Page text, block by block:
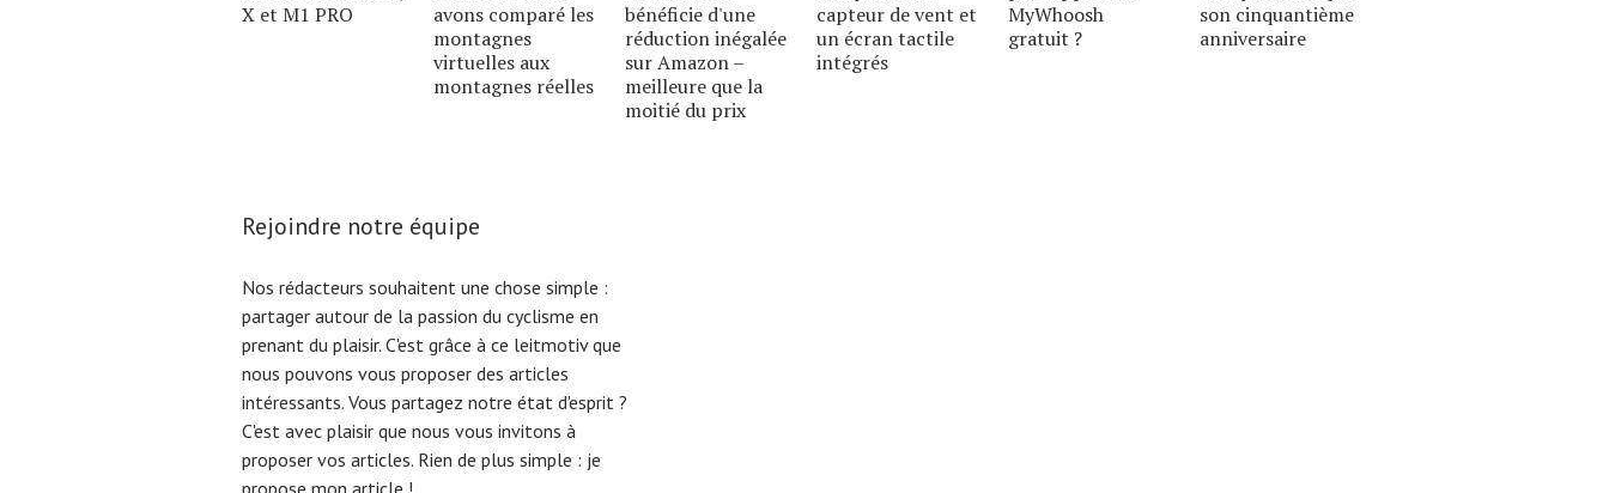
X et M1 PRO
avons comparé les
montagnes
virtuelles aux
montagnes réelles
bénéficie d'une
réduction inégalée
sur Amazon –
meilleure que la
moitié du prix
capteur de vent et
un écran tactile
intégrés
MyWhoosh
gratuit ?
son cinquantième
anniversaire
Rejoindre notre équipe
Nos rédacteurs souhaitent une chose simple :
partager autour de la passion du cyclisme en
prenant du plaisir. C'est grâce à ce leitmotiv que
nous pouvons vous proposer des articles
intéressants. Vous partagez notre état d'esprit ?
C'est avec plaisir que nous vous invitons à
proposer vos articles. Rien de plus simple : je